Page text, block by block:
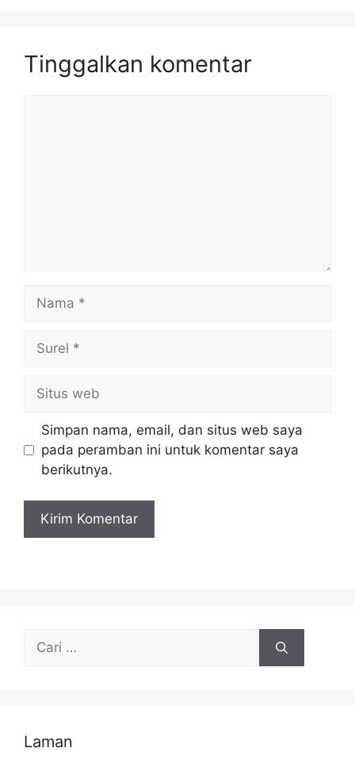
Tinggalkan komentar
Nama
Surel
Situs
web
Simpan nama, email, dan situs web saya
pada peramban ini untuk komentar saya
berikutnya.
Cari
Laman